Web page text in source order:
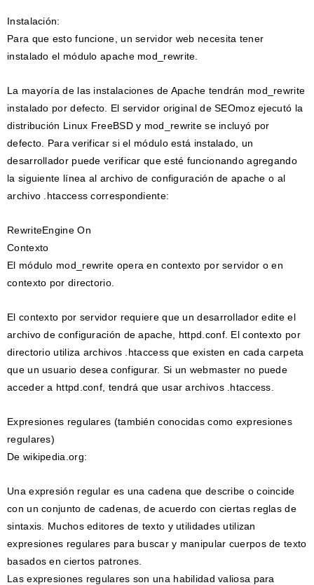
Instalación:
Para que esto funcione, un servidor web necesita tener
instalado el módulo apache mod_rewrite.
La mayoría de las instalaciones de Apache tendrán mod_rewrite
instalado por defecto. El servidor original de SEOmoz ejecutó la
distribución Linux FreeBSD y mod_rewrite se incluyó por
defecto. Para verificar si el módulo está instalado, un
desarrollador puede verificar que esté funcionando agregando
la siguiente línea al archivo de configuración de apache o al
archivo .htaccess correspondiente:
RewriteEngine On
Contexto
El módulo mod_rewrite opera en contexto por servidor o en
contexto por directorio.
El contexto por servidor requiere que un desarrollador edite el
archivo de configuración de apache, httpd.conf. El contexto por
directorio utiliza archivos .htaccess que existen en cada carpeta
que un usuario desea configurar. Si un webmaster no puede
acceder a httpd.conf, tendrá que usar archivos .htaccess.
Expresiones regulares (también conocidas como expresiones
regulares)
De wikipedia.org:
Una expresión regular es una cadena que describe o coincide
con un conjunto de cadenas, de acuerdo con ciertas reglas de
sintaxis. Muchos editores de texto y utilidades utilizan
expresiones regulares para buscar y manipular cuerpos de texto
basados ​​en ciertos patrones.
Las expresiones regulares son una habilidad valiosa para